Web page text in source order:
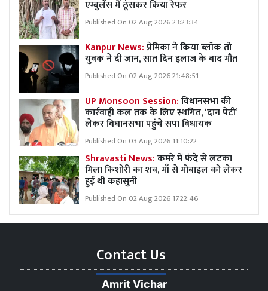
एम्बुलेंस में ठूंसकर किया रेफर
Published On 02 Aug 2026 23:23:34
Kanpur News:प्रेमिका ने किया ब्लॉक तो
युवक ने दी जान, सात दिन इलाज के बाद मौत
Published On 02 Aug 2026 21:48:51
UP Monsoon Session:विधानसभा की
कार्रवाही कल तक के लिए स्थगित, ‘दान पेटी’
लेकर विधानसभा पहुंचे सपा विधायक
Published On 03 Aug 2026 11:10:22
Shravasti News:कमरे में फंदे से लटका
मिला किशोरी का शव, माँ से मोबाइल को लेकर
हुई थी कहासुनी
Published On 02 Aug 2026 17:22:46
Contact Us
Amrit Vichar